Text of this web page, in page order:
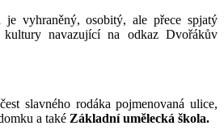
vyhraněný, osobitý, ale přece spjatý
navazující na odkaz Dvořákův
slavného rodáka pojmenovaná ulice,
a také Základní umělecká škola.